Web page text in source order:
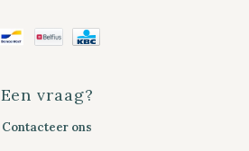
Een vraag?
Contacteer ons